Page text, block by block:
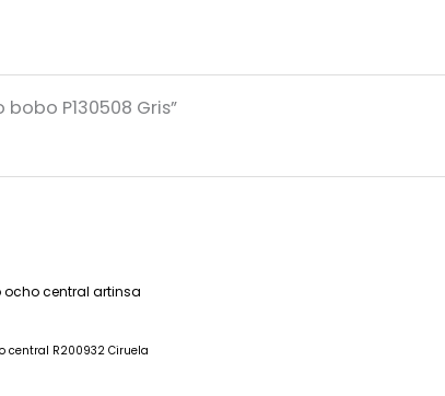
P130508 Gris”
central R200932 Ciruela